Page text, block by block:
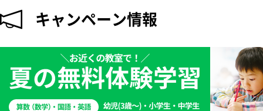
キャンペーン情報